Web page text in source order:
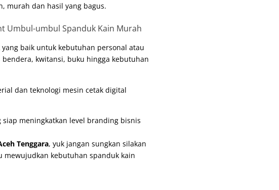
murah dan hasil yang bagus.
baik untuk kebutuhan personal atau
bendera, kwitansi, buku hingga kebutuhan
dan teknologi mesin cetak digital
meningkatkan level branding bisnis
Tenggara, yuk jangan sungkan silakan
mewujudkan kebutuhan spanduk kain